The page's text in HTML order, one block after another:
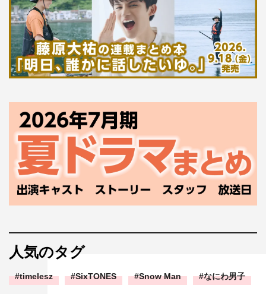
人気のタグ
timelesz SixTONES Snow Man なにわ男子